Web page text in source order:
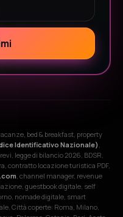
bed & breakfast, property
Identificativo Nazionale) ,
legge di bilancio 2026, BDSR,
contratto locazione turistica PDF,
, channel manager, revenue
guestbook digitale, self
nomade digitale, smart
Città coperte: Roma, Milano,